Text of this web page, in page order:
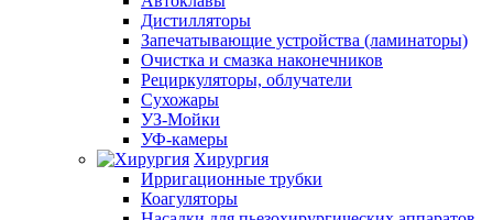
Дистилляторы
Запечатывающие устройства (ламинаторы)
Очистка и смазка наконечников
Рециркуляторы, облучатели
Сухожары
УЗ-Мойки
УФ-камеры
Хирургия
Ирригационные трубки
Коагуляторы